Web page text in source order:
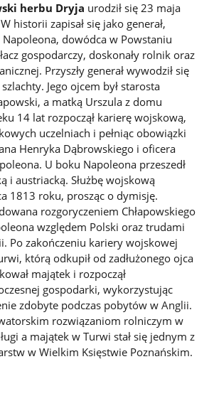
herbu Dryja urodził się 23 maja
historii zapisał się jako generał,
dowódca w Powstaniu
gospodarczy, doskonały rolnik oraz
Przyszły generał wywodził się
Jego ojcem był starosta
a matką Urszula z domu
14 lat rozpoczął karierę wojskową,
uczelniach i pełniąc obowiązki
Henryka Dąbrowskiego i oficera
U boku Napoleona przeszedł
i austriacką. Służbę wojskową
1813 roku, prosząc o dymisję.
rozgoryczeniem Chłapowskiego
względem Polski oraz trudami
Po zakończeniu kariery wojskowej
którą odkupił od zadłużonego ojca
majątek i rozpoczął
gospodarki, wykorzystując
zdobyte podczas pobytów w Anglii.
rozwiązaniom rolniczym w
a majątek w Turwi stał się jednym z
w Wielkim Księstwie Poznańskim.